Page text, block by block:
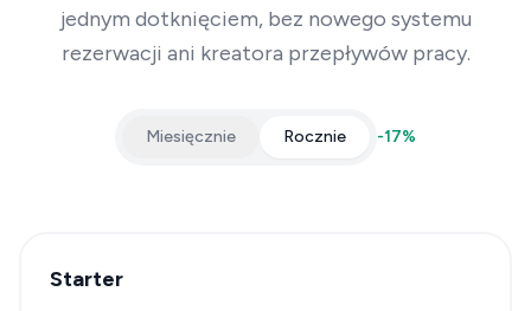
jednym dotknięciem, bez nowego systemu
rezerwacji ani kreatora przepływów pracy.
Miesięcznie Rocznie -17%
Starter